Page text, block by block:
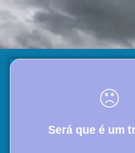
Será que é um